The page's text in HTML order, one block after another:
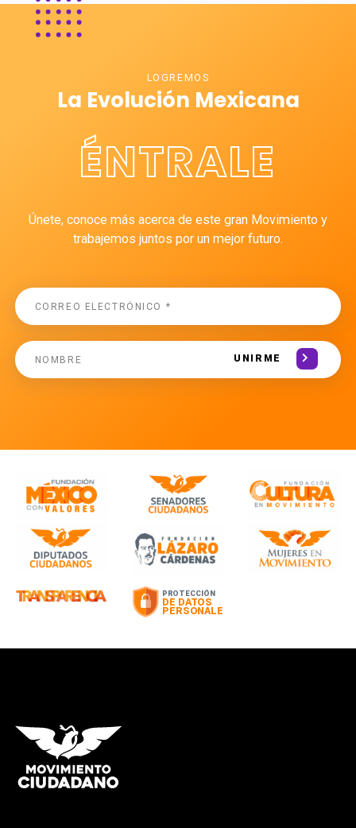
LOGREMOS
La Evolución Mexicana
ÉNTRALE
Únete, conoce más acerca de este gran Movimiento y
trabajemos juntos por un mejor futuro.
UNIRME